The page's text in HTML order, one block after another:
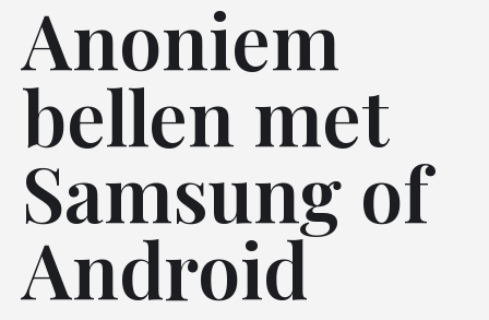
Anoniem
bellen met
Samsung of
Android